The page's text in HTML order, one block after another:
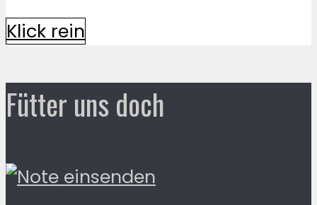
Klick rein
Fütter uns doch